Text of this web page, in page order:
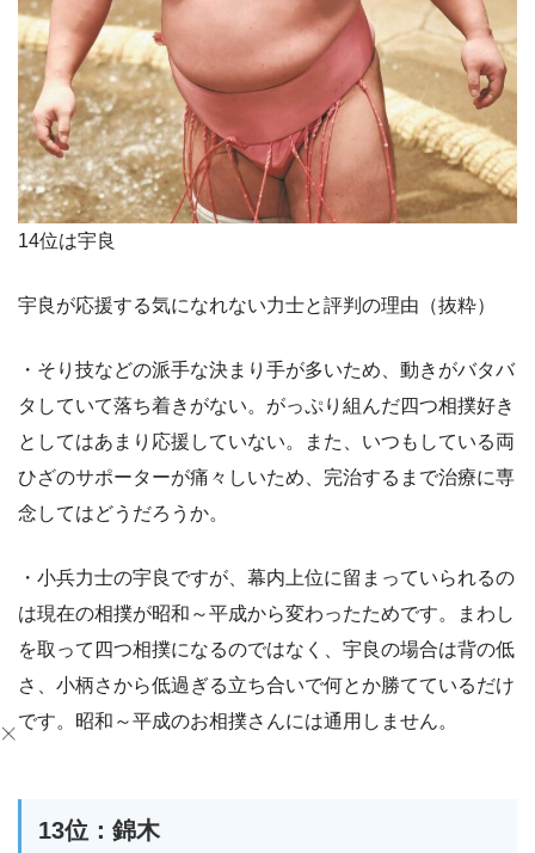
14位は宇良
宇良が応援する気になれない力士と評判の理由（抜粋）
・そり技などの派手な決まり手が多いため、動きがバタバ
タしていて落ち着きがない。がっぷり組んだ四つ相撲好き
としてはあまり応援していない。また、いつもしている両
ひざのサポーターが痛々しいため、完治するまで治療に専
念してはどうだろうか。
・小兵力士の宇良ですが、幕内上位に留まっていられるの
は現在の相撲が昭和～平成から変わったためです。まわし
を取って四つ相撲になるのではなく、宇良の場合は背の低
さ、小柄さから低過ぎる立ち合いで何とか勝てているだけ
です。昭和～平成のお相撲さんには通用しません。
13位：錦木